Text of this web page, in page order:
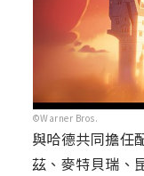
©Warner Bros.
與哈德共同擔任
茲、麥特貝瑞、